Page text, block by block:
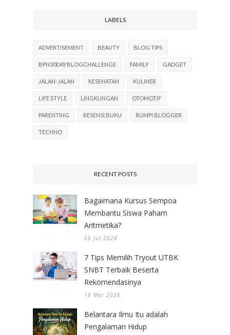
LABELS
ADVERTISEMENT BEAUTY BLOG TIPS
BPN30DAYBLOGCHALLENGE FAMILY GADGET
JALAN-JALAN KESEHATAN KULINER
LIFE STYLE LINGKUNGAN OTOMOTIF
PARENTING RESENSI BUKU RUMPI BLOGGER
TECHNO
RECENT POSTS
Bagaimana Kursus Sempoa
Membantu Siswa Paham
Aritmetika?
06 Jul 2026
7 Tips Memilih Tryout UTBK
SNBT Terbaik Beserta
Rekomendasinya
18 Mar 2026
Belantara Ilmu Itu adalah
Pengalaman Hidup